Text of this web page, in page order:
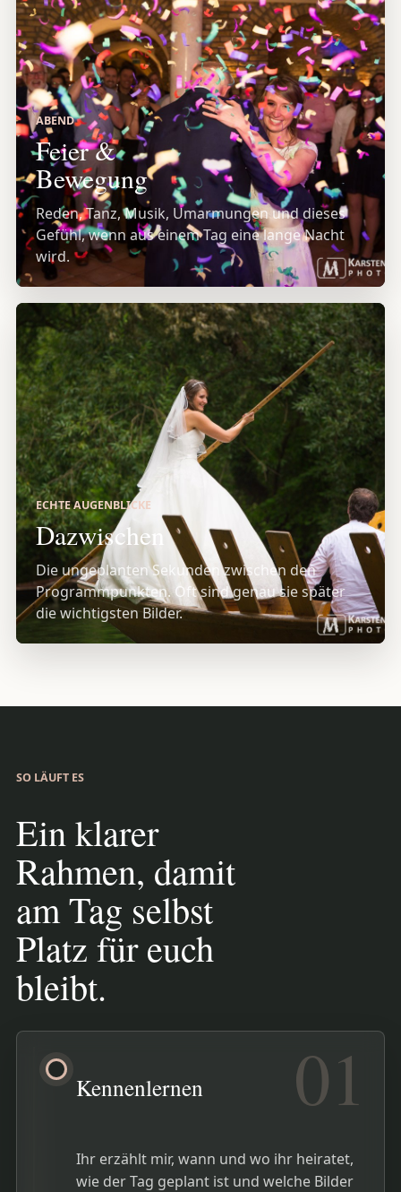
ABEND
Feier &
Bewegung
Reden, Tanz, Musik, Umarmungen und dieses
Gefühl, wenn aus einem Tag eine lange Nacht
wird.
ECHTE AUGENBLICKE
Dazwischen
Die ungeplanten Sekunden zwischen den
Programmpunkten. Oft sind genau sie später
die wichtigsten Bilder.
SO LÄUFT ES
Ein klarer
Rahmen, damit
am Tag selbst
Platz für euch
bleibt.
01
Kennenlernen
Ihr erzählt mir, wann und wo ihr heiratet,
wie der Tag geplant ist und welche Bilder